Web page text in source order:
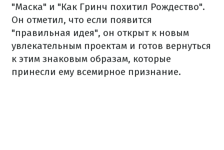
"Маска" и "Как Гринч похитил Рождество".
Он отметил, что если появится
"правильная идея", он открыт к новым
увлекательным проектам и готов вернуться
к этим знаковым образам, которые
принесли ему всемирное признание.